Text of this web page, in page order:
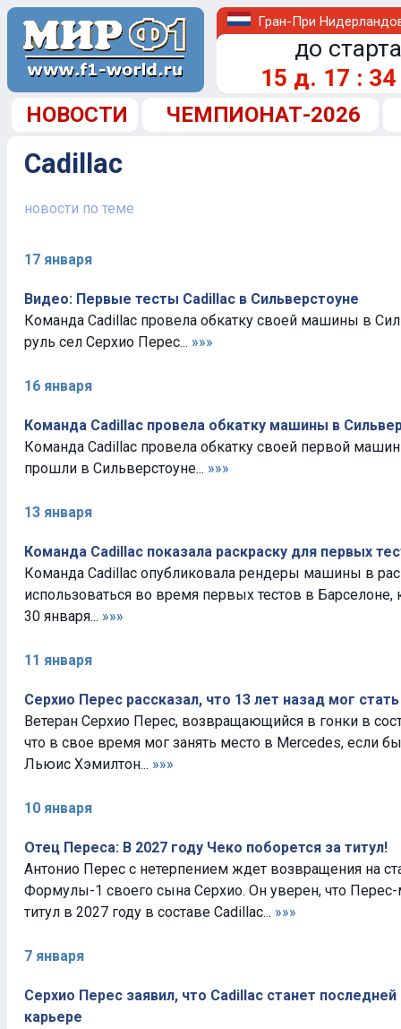
Гран-При
до
15 д. 17 : 34
НОВОСТИ ЧЕМПИОНАТ-2026
Cadillac
новости по теме
17 января
Видео: Первые тесты Cadillac в Сильверстоуне
Команда Cadillac провела обкатку своей машины в
руль сел Серхио Перес... »»»
16 января
Команда Cadillac провела обкатку машины в
Команда Cadillac провела обкатку своей первой
прошли в Сильверстоуне... »»»
13 января
Команда Cadillac показала раскраску для первых
Команда Cadillac опубликовала рендеры машины в
использоваться во время первых тестов в Барселоне,
30 января... »»»
11 января
Серхио Перес рассказал, что 13 лет назад мог
Ветеран Серхио Перес, возвращающийся в гонки в
что в свое время мог занять место в Mercedes, если бы
Льюис Хэмилтон... »»»
10 января
Отец Переса: В 2027 году Чеко поборется за титул!
Антонио Перес с нетерпением ждет возвращения на
Формулы-1 своего сына Серхио. Он уверен, что
титул в 2027 году в составе Cadillac... »»»
7 января
Серхио Перес заявил, что Cadillac станет
карьере